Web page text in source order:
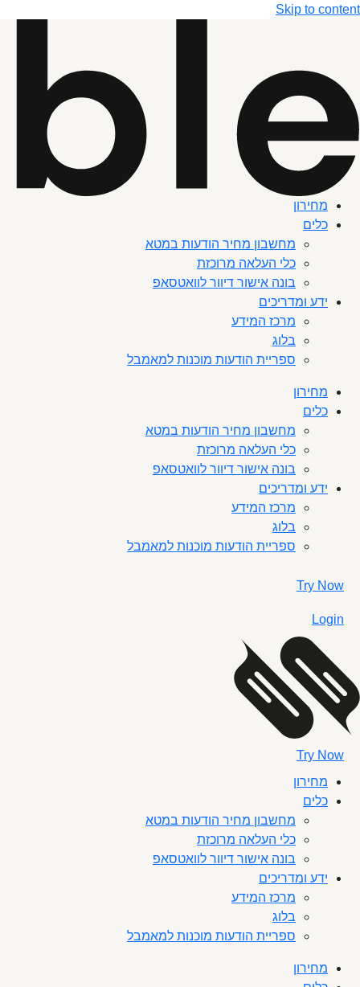
Skip to content
מחירון
כלים
מחשבון מחיר הודעות במטא
כלי העלאה מרוכזת
בונה אישור דיוור לוואטסאפ
ידע ומדריכים
מרכז המידע
בלוג
ספריית הודעות מוכנות למאמבל
מחירון
כלים
מחשבון מחיר הודעות במטא
כלי העלאה מרוכזת
בונה אישור דיוור לוואטסאפ
ידע ומדריכים
מרכז המידע
בלוג
ספריית הודעות מוכנות למאמבל
Try Now
Login
Try Now
מחירון
כלים
מחשבון מחיר הודעות במטא
כלי העלאה מרוכזת
בונה אישור דיוור לוואטסאפ
ידע ומדריכים
מרכז המידע
בלוג
ספריית הודעות מוכנות למאמבל
מחירון